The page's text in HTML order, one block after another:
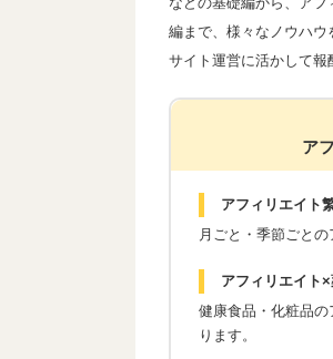
編まで、様々なノウハ
サイト運営に活かして報
ア
アフィリエイト
月ごと・季節ごと
アフィリエイト
健康食品・化粧品
ります。